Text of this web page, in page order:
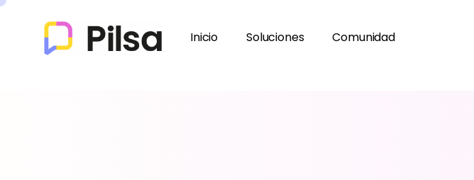
Inicio Soluciones Comunidad